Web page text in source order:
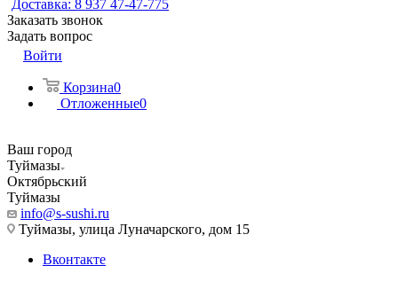
Доставка: 8 937 47-47-775
Заказать звонок
Задать вопрос
Войти
Корзина0
Отложенные0
Ваш город
Туймазы
Октябрьский
Туймазы
info@s-sushi.ru
Туймазы, улица Луначарского, дом 15
Вконтакте